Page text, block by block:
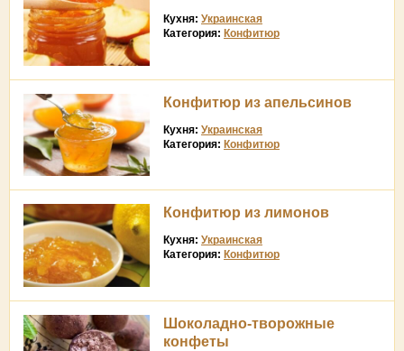
Кухня: Украинская
Категория: Конфитюр
Конфитюр из апельсинов
Кухня: Украинская
Категория: Конфитюр
Конфитюр из лимонов
Кухня: Украинская
Категория: Конфитюр
Шоколадно-творожные
конфеты